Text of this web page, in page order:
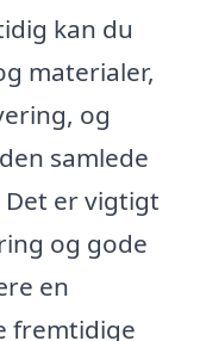
kan du
materialer,
og
samlede
er vigtigt
og gode
en
fremtidige